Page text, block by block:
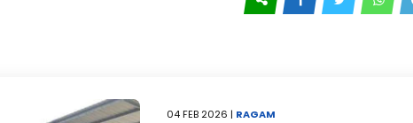
04 FEB 2026 | RAGAM